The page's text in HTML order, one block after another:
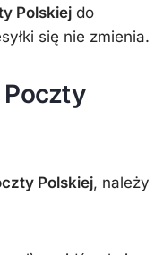
Polskiej do
się nie zmienia.
Polskiej, należy